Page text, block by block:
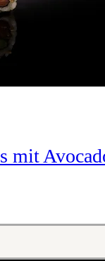
mit